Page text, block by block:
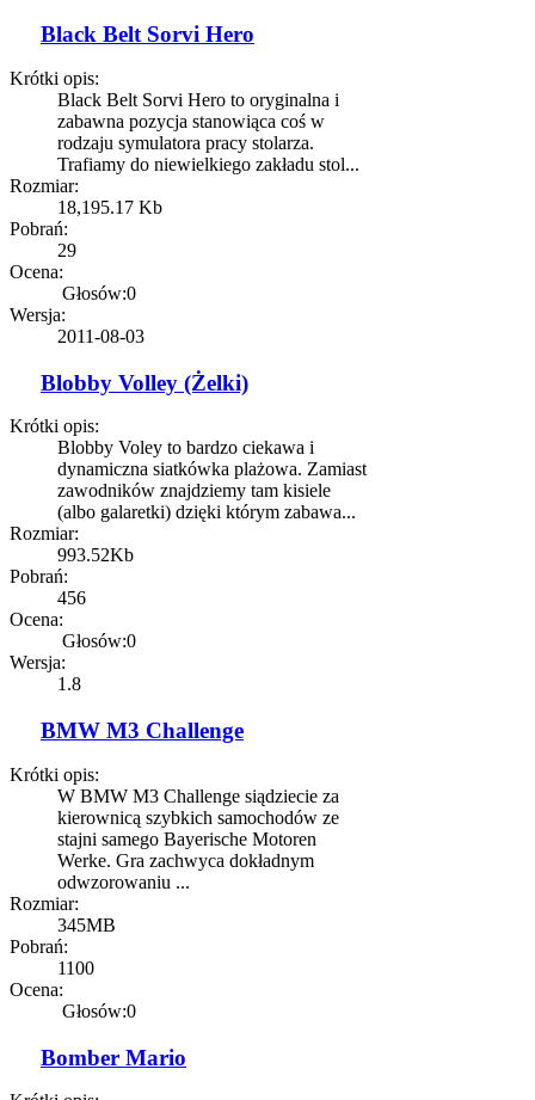
Black Belt Sorvi Hero
Krótki opis:
Black Belt Sorvi Hero to oryginalna i
zabawna pozycja stanowiąca coś w
rodzaju symulatora pracy stolarza.
Trafiamy do niewielkiego zakładu stol...
Rozmiar:
18,195.17 Kb
Pobrań:
29
Ocena:
Głosów:0
Wersja:
2011-08-03
Blobby Volley (Żelki)
Krótki opis:
Blobby Voley to bardzo ciekawa i
dynamiczna siatkówka plażowa. Zamiast
zawodników znajdziemy tam kisiele
(albo galaretki) dzięki którym zabawa...
Rozmiar:
993.52Kb
Pobrań:
456
Ocena:
Głosów:0
Wersja:
1.8
BMW M3 Challenge
Krótki opis:
W BMW M3 Challenge siądziecie za
kierownicą szybkich samochodów ze
stajni samego Bayerische Motoren
Werke. Gra zachwyca dokładnym
odwzorowaniu ...
Rozmiar:
345MB
Pobrań:
1100
Ocena:
Głosów:0
Bomber Mario